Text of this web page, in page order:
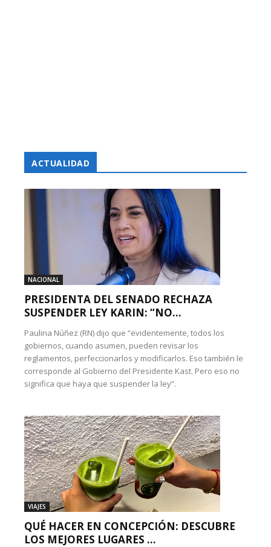
ACTUALIDAD
NACIONAL
PRESIDENTA DEL SENADO RECHAZA
SUSPENDER LEY KARIN: “NO...
Paulina Núñez (RN) dijo que “evidentemente, todos los
gobiernos, cuando asumen, pueden revisar los
reglamentos, perfeccionarlos y modificarlos. Eso también le
corresponde al Gobierno del Presidente Kast. Pero eso no
significa que haya que suspender la ley”.
VIAJES
QUÉ HACER EN CONCEPCIÓN: DESCUBRE
LOS MEJORES LUGARES ...